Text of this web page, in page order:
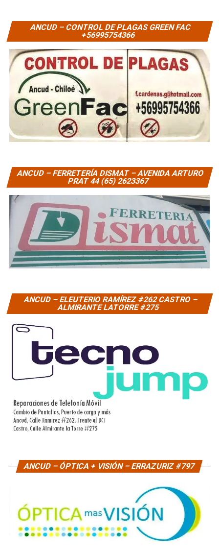
ANCUD – CONTROL DE PLAGAS GREEN FAC
+56995754366
ANCUD – FERRETERÍA DISMAT – AVENIDA ARTURO
PRAT 44 (65) 2623367
ANCUD – ELEUTERIO RAMÍREZ #262 CASTRO –
ALMIRANTE LATORRE #275
ANCUD – ÓPTICA + VISIÓN – ERRAZURIZ #797